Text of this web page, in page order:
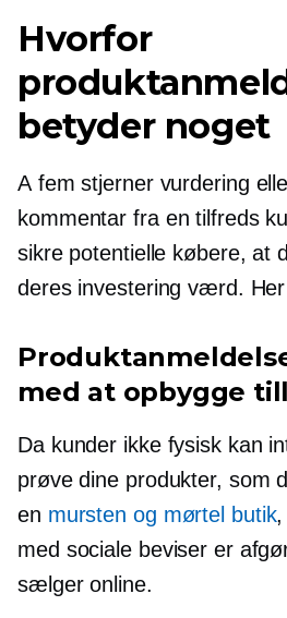
Hvorfor
betyder noget
A fem stjernervurdering
kommentar fra en tilfreds
sikre potentielle købere, at
deres investering værd.
med at opbygge
Da kunder ikke fysisk kan
prøve dine produkter, som
en mursten og mørtel butik,
med sociale beviser er
sælger online.